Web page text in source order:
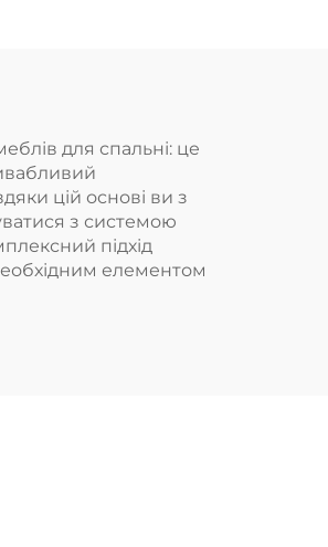
для спальні: це
цій основі ви з
з системою
підхід
елементом